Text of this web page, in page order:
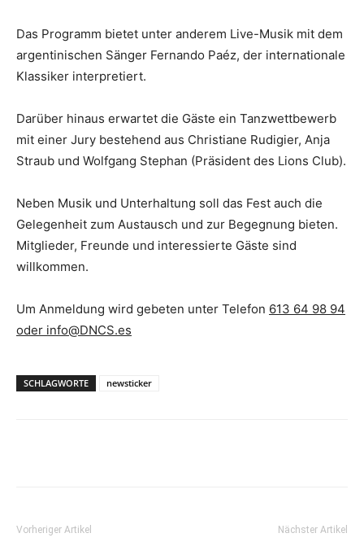
Das Programm bietet unter anderem Live-Musik mit dem
argentinischen Sänger Fernando Paéz, der internationale
Klassiker interpretiert.
Darüber hinaus erwartet die Gäste ein Tanzwettbewerb
mit einer Jury bestehend aus Christiane Rudigier, Anja
Straub und Wolfgang Stephan (Präsident des Lions Club).
Neben Musik und Unterhaltung soll das Fest auch die
Gelegenheit zum Austausch und zur Begegnung bieten.
Mitglieder, Freunde und interessierte Gäste sind
willkommen.
Um Anmeldung wird gebeten unter Telefon 613 64 98 94
oder info@DNCS.es
SCHLAGWORTE newsticker
Vorheriger Artikel Nächster Artikel